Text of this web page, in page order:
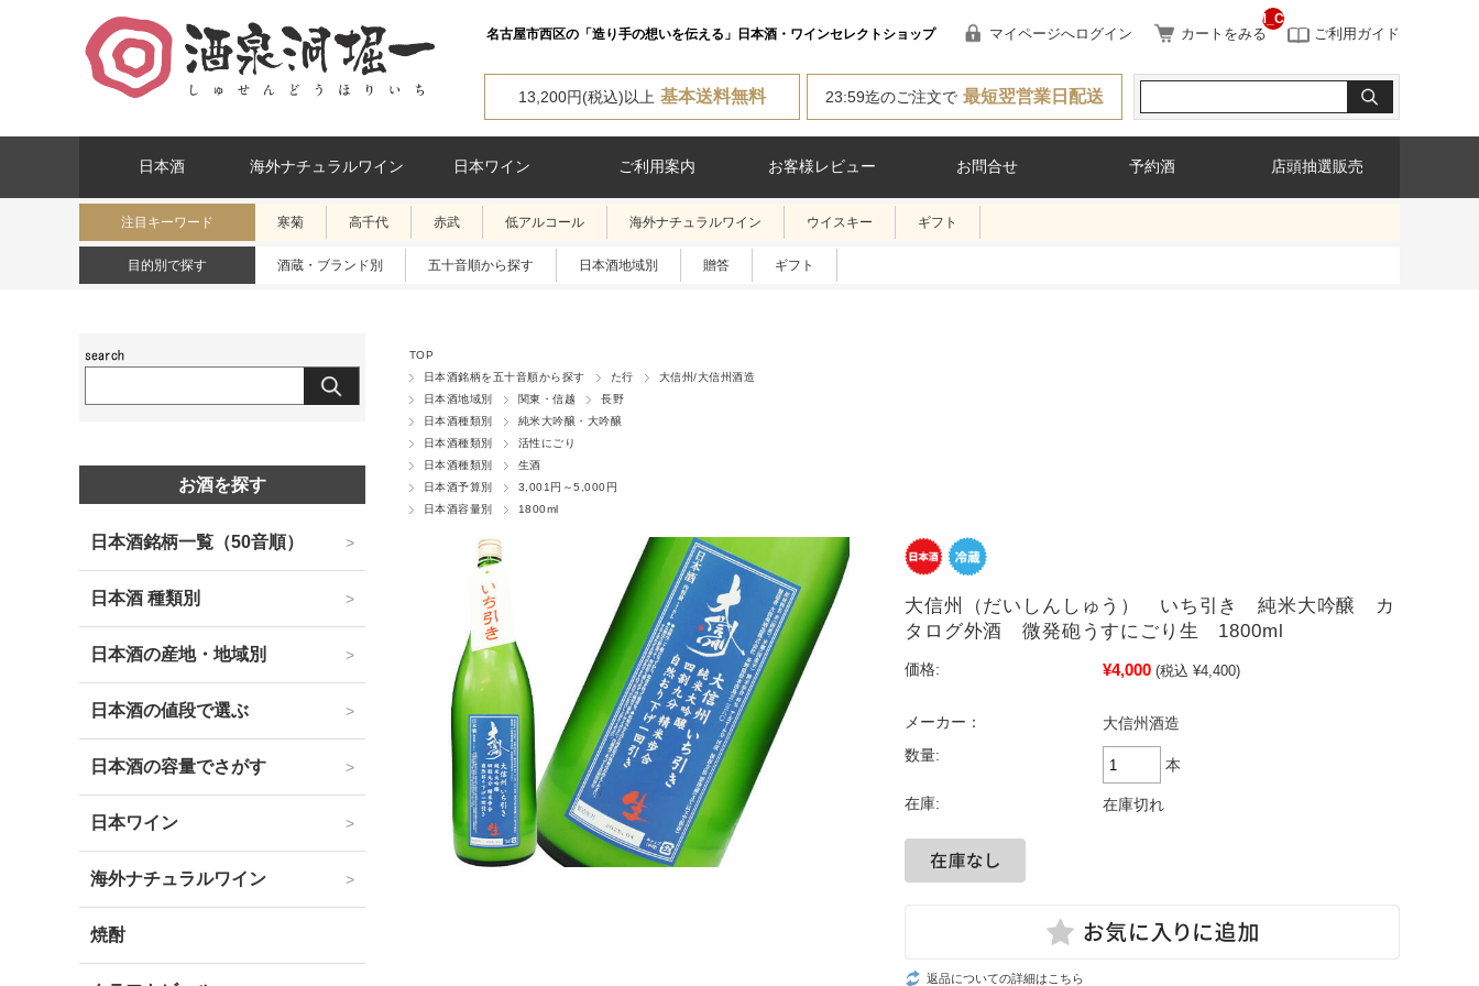
名古屋市西区の「造り手の想いを伝える」日本酒・ワインセレクトショップ マイページへログイン カートをみる
__ITM_CNT__
ご利用ガイド
13,200円(税込)以上 基本送料無料 23:59迄のご注文で 最短翌営業日配送
日本酒 海外ナチュラルワイン 日本ワイン ご利用案内 お客様レビュー お問合せ 予約酒 店頭抽選販売
注目キーワード 寒菊 高千代 赤武 低アルコール 海外ナチュラルワイン ウイスキー ギフト
目的別で探す 酒蔵・ブランド別 五十音順から探す 日本酒地域別 贈答 ギフト
TOP
日本酒銘柄を五十音順から探す
た行
大信州/大信州酒造
日本酒地域別
関東・信越
長野
日本酒種類別
純米大吟醸・大吟醸
日本酒種類別
活性にごり
日本酒種類別
生酒
日本酒予算別
3,001円～5,000円
日本酒容量別
1800ml
大信州（だいしんしゅう） いち引き 純米大吟醸 カ
タログ外酒 微発砲うすにごり生 1800ml
価格: ¥4,000 (税込 ¥4,400)
メーカー：
大信州酒造
数量:
本
在庫: 在庫切れ
返品についての詳細はこちら
お酒を探す
日本酒銘柄一覧（50音順）
日本酒 種類別
日本酒の産地・地域別
日本酒の値段で選ぶ
日本酒の容量でさがす
日本ワイン
海外ナチュラルワイン
焼酎